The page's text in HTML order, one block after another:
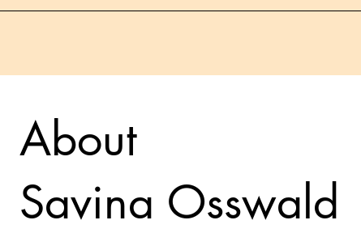
About
Savina Osswald